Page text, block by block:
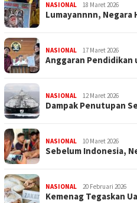
NASIONAL 18 Maret 2026
Lumayannnn,
NASIONAL 17 Maret 2026
Anggaran
NASIONAL 12 Maret 2026
Dampak Penutupan
NASIONAL 10 Maret 2026
Sebelum Indonesia,
NASIONAL 20 Februari 2026
Kemenag Tegaskan